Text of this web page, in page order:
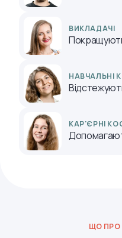
ВИКЛАДАЧІ
НАВЧАЛЬНІ
КАР'ЄРНІ
ЩО ПРО